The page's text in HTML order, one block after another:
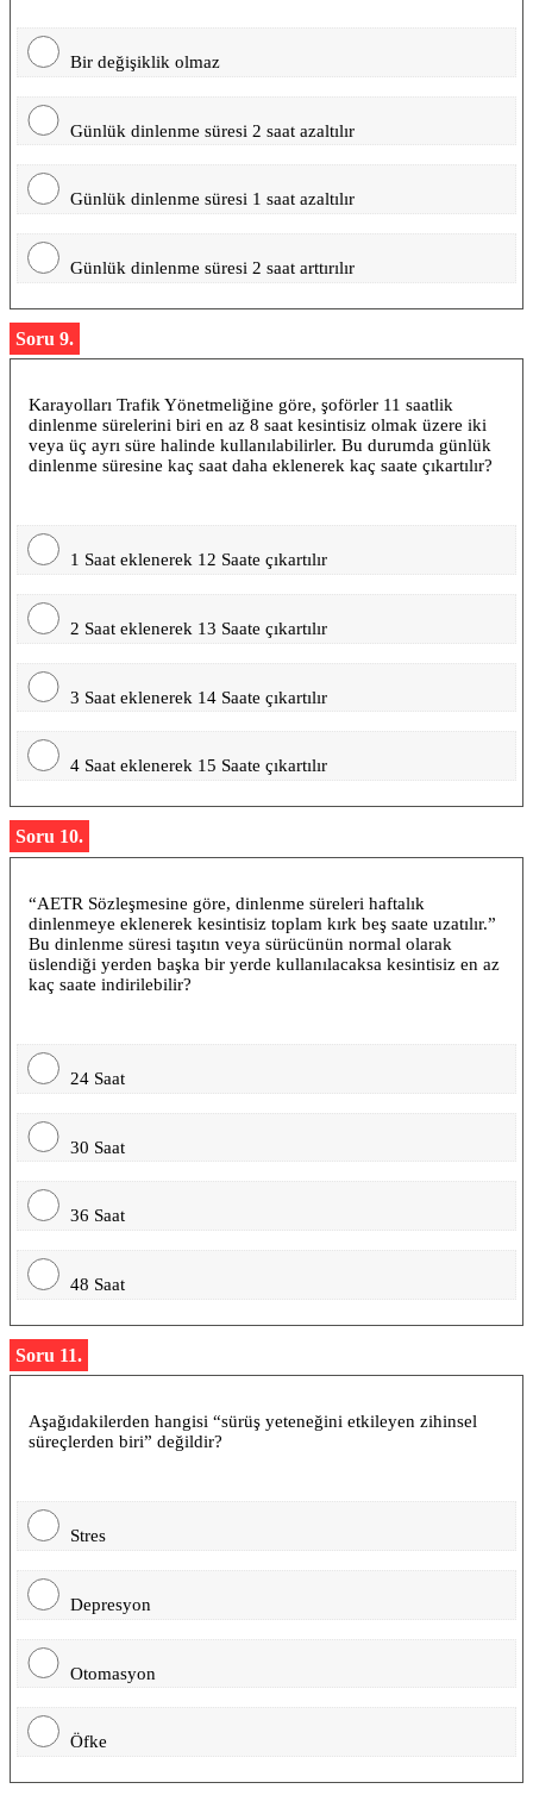
Bir değişiklik olmaz
Günlük dinlenme süresi 2 saat azaltılır
Günlük dinlenme süresi 1 saat azaltılır
Günlük dinlenme süresi 2 saat arttırılır
Soru 9.
Karayolları Trafik Yönetmeliğine göre, şoförler 11 saatlik
dinlenme sürelerini biri en az 8 saat kesintisiz olmak üzere iki
veya üç ayrı süre halinde kullanılabilirler. Bu durumda günlük
dinlenme süresine kaç saat daha eklenerek kaç saate çıkartılır?
1 Saat eklenerek 12 Saate çıkartılır
2 Saat eklenerek 13 Saate çıkartılır
3 Saat eklenerek 14 Saate çıkartılır
4 Saat eklenerek 15 Saate çıkartılır
Soru 10.
“AETR Sözleşmesine göre, dinlenme süreleri haftalık
dinlenmeye eklenerek kesintisiz toplam kırk beş saate uzatılır.”
Bu dinlenme süresi taşıtın veya sürücünün normal olarak
üslendiği yerden başka bir yerde kullanılacaksa kesintisiz en az
kaç saate indirilebilir?
24 Saat
30 Saat
36 Saat
48 Saat
Soru 11.
Aşağıdakilerden hangisi “sürüş yeteneğini etkileyen zihinsel
süreçlerden biri” değildir?
Stres
Depresyon
Otomasyon
Öfke